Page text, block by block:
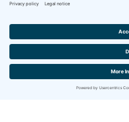
déclaration de
Website by